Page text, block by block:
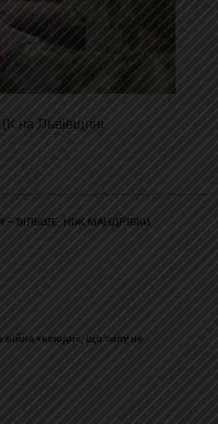
на Львівщині
– БІЛЬШЕ, НІЖ МАНДРІВКИ
війна «всюди», що тилу не